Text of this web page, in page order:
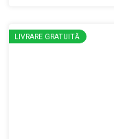
LIVRARE GRATUITĂ